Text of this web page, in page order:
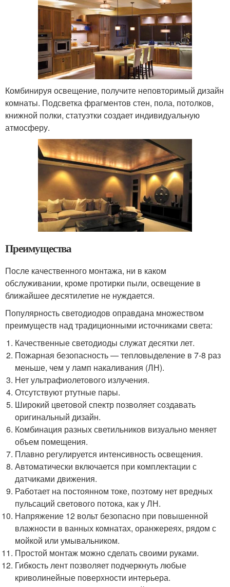
Комбинируя освещение, получите неповторимый дизайн
комнаты. Подсветка фрагментов стен, пола, потолков,
книжной полки, статуэтки создает индивидуальную
атмосферу.
Преимущества
После качественного монтажа, ни в каком
обслуживании, кроме протирки пыли, освещение в
ближайшее десятилетие не нуждается.
Популярность светодиодов оправдана множеством
преимуществ над традиционными источниками света:
Качественные светодиоды служат десятки лет.
Пожарная безопасность — тепловыделение в 7-8 раз
меньше, чем у ламп накаливания (ЛН).
Нет ультрафиолетового излучения.
Отсутствуют ртутные пары.
Широкий цветовой спектр позволяет создавать
оригинальный дизайн.
Комбинация разных светильников визуально меняет
объем помещения.
Плавно регулируется интенсивность освещения.
Автоматически включается при комплектации с
датчиками движения.
Работает на постоянном токе, поэтому нет вредных
пульсаций светового потока, как у ЛН.
Напряжение 12 вольт безопасно при повышенной
влажности в ванных комнатах, оранжереях, рядом с
мойкой или умывальником.
Простой монтаж можно сделать своими руками.
Гибкость лент позволяет подчеркнуть любые
криволинейные поверхности интерьера.